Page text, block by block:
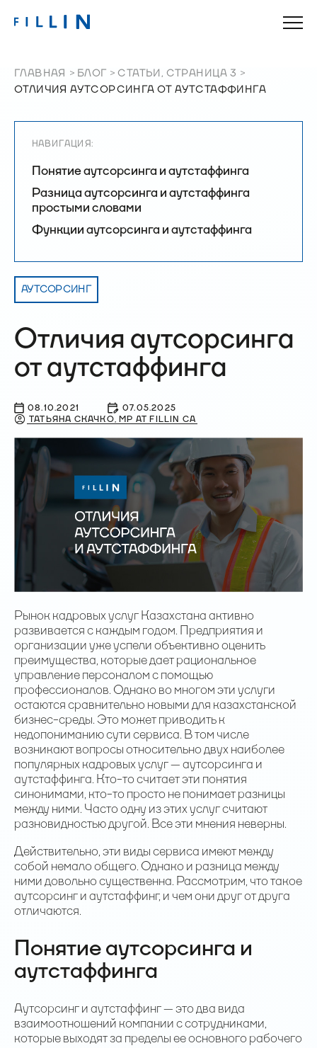
ГЛАВНАЯ БЛОГ
СТАТЬИ, СТРАНИЦА 3
ОТЛИЧИЯ АУТСОРСИНГА ОТ АУТСТАФФИНГА
НАВИГАЦИЯ:
Понятие аутсорсинга и аутстаффинга
Разница аутсорсинга и аутстаффинга
простыми словами
Функции аутсорсинга и аутстаффинга
АУТСОРСИНГ
Отличия аутсорсинга
от аутстаффинга
08.10.2021
07.05.2025
ТАТЬЯНА СКАЧКО, MP AT FILLIN CA
Рынок кадровых услуг Казахстана активно
развивается с каждым годом. Предприятия и
организации уже успели объективно оценить
преимущества, которые дает рациональное
управление персоналом с помощью
профессионалов. Однако во многом эти услуги
остаются сравнительно новыми для казахстанской
бизнес-среды. Это может приводить к
недопониманию сути сервиса. В том числе
возникают вопросы относительно двух наиболее
популярных кадровых услуг — аутсорсинга и
аутстаффинга. Кто-то считает эти понятия
синонимами, кто-то просто не понимает разницы
между ними. Часто одну из этих услуг считают
разновидностью другой. Все эти мнения неверны.
Действительно, эти виды сервиса имеют между
собой немало общего. Однако и разница между
ними довольно существенна. Рассмотрим, что такое
аутсорсинг и аутстаффинг, и чем они друг от друга
отличаются.
Понятие аутсорсинга и
аутстаффинга
Аутсорсинг и аутстаффинг — это два вида
взаимоотношений компании с сотрудниками,
которые выходят за пределы ее основного рабочего